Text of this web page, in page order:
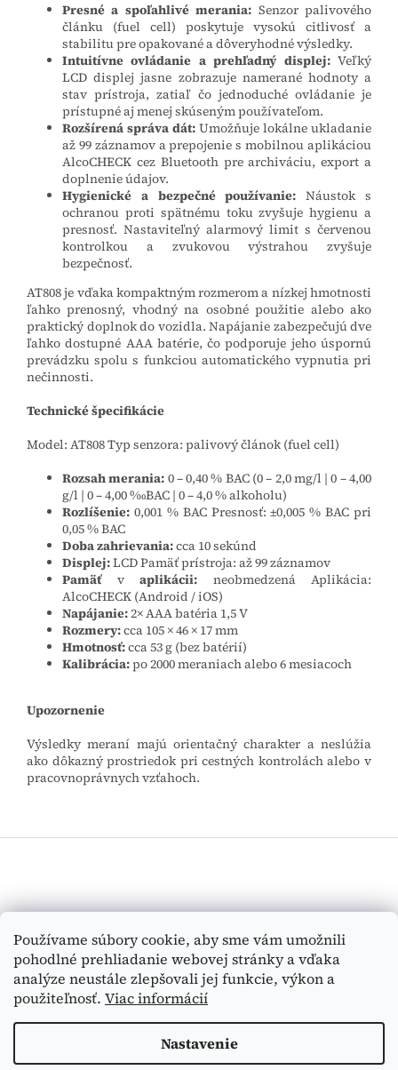
Používame súbory cookie, aby sme vám umožnili
pohodlné prehliadanie webovej stránky a vďaka
analýze neustále zlepšovali jej funkcie, výkon a
použiteľnosť. Viac informácií
Nastavenie
Presné a spoľahlivé merania: Senzor palivového
článku (fuel cell) poskytuje vysokú citlivosť a
stabilitu pre opakované a dôveryhodné výsledky.
Intuitívne ovládanie a prehľadný displej:Veľký
LCD displej jasne zobrazuje namerané hodnoty a
stav prístroja, zatiaľ čo jednoduché ovládanie je
prístupné aj menej skúseným používateľom.
Rozšírená správa dát: Umožňuje lokálne ukladanie
až 99 záznamov a prepojenie s mobilnou aplikáciou
AlcoCHECK cez Bluetooth pre archiváciu, export a
doplnenie údajov.
Hygienické a bezpečné používanie: Náustok s
ochranou proti spätnému toku zvyšuje hygienu a
presnosť. Nastaviteľný alarmový limit s červenou
kontrolkou a zvukovou výstrahou zvyšuje
bezpečnosť.
AT808 je vďaka kompaktným rozmerom a nízkej hmotnosti
ľahko prenosný, vhodný na osobné použitie alebo ako
praktický doplnok do vozidla. Napájanie zabezpečujú dve
ľahko dostupné AAA batérie, čo podporuje jeho úspornú
prevádzku spolu s funkciou automatického vypnutia pri
nečinnosti.
Technické špecifikácie
Model: AT808 Typ senzora: palivový článok (fuel cell)
Rozsah merania: 0 – 0,40 % BAC (0 – 2,0 mg/l | 0 – 4,00
g/l | 0 – 4,00 ‰BAC | 0 – 4,0 % alkoholu)
Rozlíšenie: 0,001 % BAC Presnosť: ±0,005 % BAC pri
0,05 % BAC
Doba zahrievania:cca 10 sekúnd
Displej:LCD Pamäť prístroja: až 99 záznamov
Pamäťv aplikácii: neobmedzená Aplikácia:
AlcoCHECK (Android / iOS)
Napájanie:2× AAA batéria 1,5 V
Rozmery:cca 105 × 46 × 17 mm
Hmotnosť:cca 53 g (bez batérií)
Kalibrácia:po 2000 meraniach alebo 6 mesiacoch
Upozornenie
Výsledky meraní majú orientačný charakter a neslúžia
ako dôkazný prostriedok pri cestných kontrolách alebo v
pracovnoprávnych vzťahoch.
ä
HĽADAŤ
Vytvoril Shoptet